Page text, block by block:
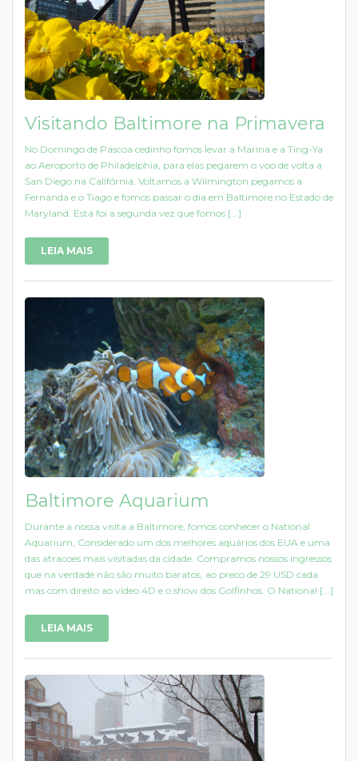
Visitando Baltimore na Primavera
No Domingo de Páscoa cedinho fomos levar a Marina e a Ting-Ya
ao Aeroporto de Philadelphia, para elas pegarem o voo de volta a
San Diego na Califórnia. Voltamos a Wilmington pegamos a
Fernanda e o Tiago e fomos passar o dia em Baltimore no Estado de
Maryland. Esta foi a segunda vez que fomos [...]
LEIA MAIS
Baltimore Aquarium
Durante a nossa visita a Baltimore, fomos conhecer o National
Aquarium, Considerado um dos melhores aquários dos EUA e uma
das atracoes mais visitadas da cidade. Compramos nossos ingressos
que na verdade não são muito baratos, ao preco de 29 USD cada
mas com direito ao vídeo 4D e o show dos Golfinhos. O National [...]
LEIA MAIS